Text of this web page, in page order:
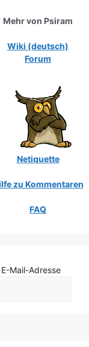
Mehr von Psiram
Wiki (deutsch)
Forum
Netiquette
zu Kommentaren
FAQ
Mail-Adresse